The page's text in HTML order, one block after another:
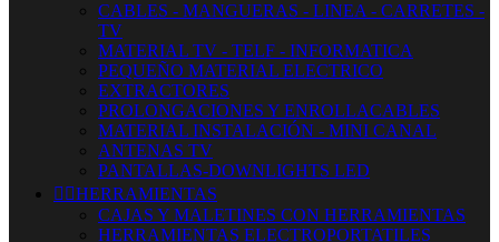
CABLES - MANGUERAS - LINEA - CARRETES -
TV
MATERIAL TV - TELF - INFORMATICA
PEQUEÑO MATERIAL ELECTRICO
EXTRACTORES
PROLONGACIONES Y ENROLLACABLES
MATERIAL INSTALACIÓN - MINI CANAL
ANTENAS TV
PANTALLAS-DOWNLIGHTS LED
 HERRAMIENTAS
CAJAS Y MALETINES CON HERRAMIENTAS
HERRAMIENTAS ELECTROPORTATILES